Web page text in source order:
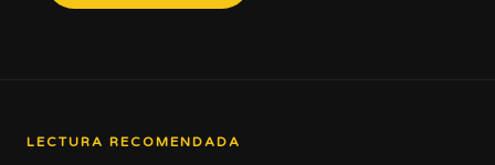
LECTURA RECOMENDADA